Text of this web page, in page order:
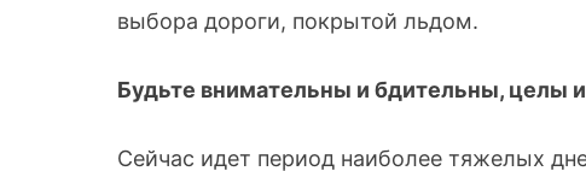
выбора дороги, покрытой льдом.
Будьте внимательны и бдительны, целы
Сейчас идет период наиболее тяжелых